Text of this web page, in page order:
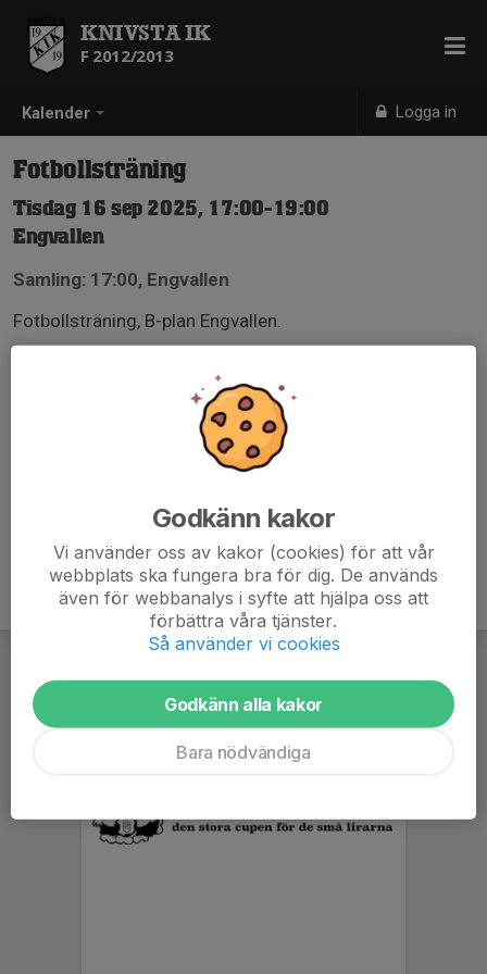
Kalender Logga in
KNIVSTA IK
F 2012/2013
Fotbollsträning
Tisdag 16 sep 2025, 17:00-19:00
Engvallen
Samling: 17:00, Engvallen
Fotbollsträning, B-plan Engvallen.
Godkänn kakor
Vi använder oss av kakor (cookies) för att vår
webbplats ska fungera bra för dig. De används
även för webbanalys i syfte att hjälpa oss att
förbättra våra tjänster.
Så använder vi cookies
Godkänn alla kakor
Bara nödvändiga